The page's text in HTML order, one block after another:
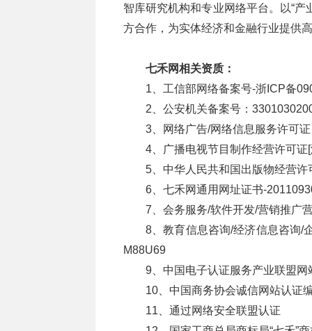
智库研究机构和专业网络平台。以“
方合作，为实体经济和金融行业提供
七禾网相关资质：
1、工信部网络备案号-浙ICP备
2、公安机关备案号：
3、网络广告/网络信息服务许可
4、广播电视节目制作经营许可证
5、中华人民共和国出版物经营
6、七禾网通用网址证书-
7、会务服务/软件开发/营销推广
8、教育信息咨询/经济信息咨询/
M88U69
9、中国电子认证服务产业联盟
10、中国商务协会诚信网站认证
11、通过网络安全联盟认证